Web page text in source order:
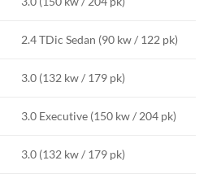
2.4 TDic Sedan (90 kw / 122 pk)
3.0 (132 kw / 179 pk)
3.0 Executive (150 kw / 204 pk)
3.0 (132 kw / 179 pk)